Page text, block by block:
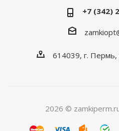
+7 (342)
614039, г. Пермь,
2026 ©